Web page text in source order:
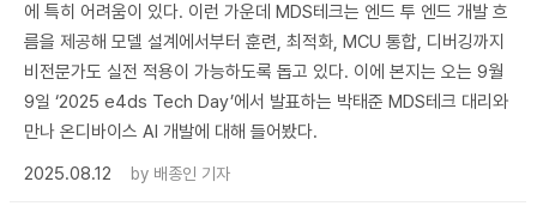
에 특히 어려움이 있다. 이런 가운데 MDS테크는 엔드 투 엔드 개발 흐
름을 제공해 모델 설계에서부터 훈련, 최적화, MCU 통합, 디버깅까지
비전문가도 실전 적용이 가능하도록 돕고 있다. 이에 본지는 오는 9월
9일 ‘2025 e4ds Tech Day’에서 발표하는 박태준 MDS테크 대리와
만나 온디바이스 AI 개발에 대해 들어봤다.
2025.08.12
by 배종인 기자